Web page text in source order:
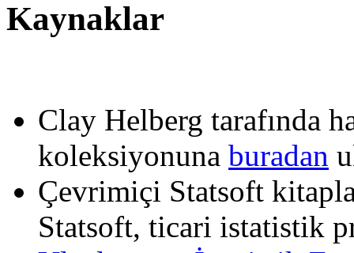
Kaynaklar
Clay Helberg tarafında
koleksiyonuna buradan
Çevrimiçi Statsoft
Statsoft, ticari istatistik